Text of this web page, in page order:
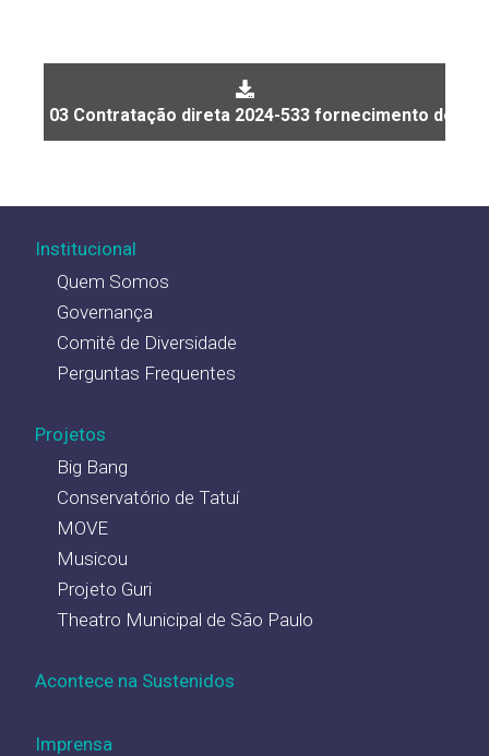
03 Contratação direta 2024-533 fornecimento de
Institucional
Quem Somos
Governança
Comitê de Diversidade
Perguntas Frequentes
Projetos
Big Bang
Conservatório de Tatuí
MOVE
Musicou
Projeto Guri
Theatro Municipal de São Paulo
Acontece na Sustenidos
Imprensa